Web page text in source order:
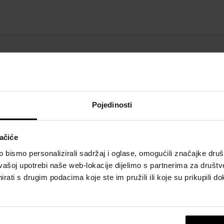
Pojedinosti
bismo personalizirali sadržaj i oglase, omogućili značajke
upotrebi naše web-lokacije dijelimo s partnerima za
s drugim podacima koje ste im pružili ili koje su prikupili
Spol: žene
Sastavnica mirisa - glava: cvjetovi breskve,
Sastavnica mirisa - baza: kašmir drvo, mošus,
pačuli
Sastavnica mirisa - srce: orhideja, božur, jasmin